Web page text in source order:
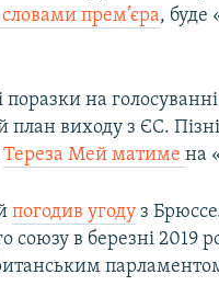
словами прем’єра, буде
поразки на
план виходу з ЄС.
Тереза Мей матимена
погодив угоду з
союзу в березні 2019